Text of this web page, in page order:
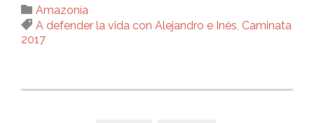
 Category
Amazonía
 Tags
A defender la vida con Alejandro e Inés, Caminata
2017